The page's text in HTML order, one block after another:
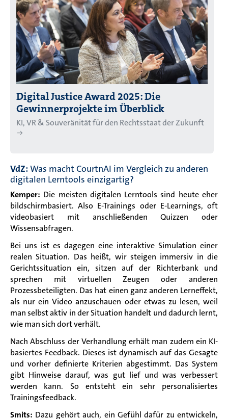
Digital Justice Award 2025: Die
Gewinnerprojekte im Überblick
KI, VR & Souveränität für den Rechtsstaat der Zukunft
VdZ:Was macht CourtnAI im Vergleich zu anderen
digitalen Lerntools einzigartig?
Kemper: Die meisten digitalen Lerntools sind heute eher
bildschirmbasiert. Also E-Trainings oder E-Learnings, oft
videobasiert mit anschließenden Quizzen oder
Wissensabfragen.
Bei uns ist es dagegen eine interaktive Simulation einer
realen Situation. Das heißt, wir steigen immersiv in die
Gerichtssituation ein, sitzen auf der Richterbank und
sprechen mit virtuellen Zeugen oder anderen
Prozessbeteiligten. Das hat einen ganz anderen Lerneffekt,
als nur ein Video anzuschauen oder etwas zu lesen, weil
man selbst aktiv in der Situation handelt und dadurch lernt,
wie man sich dort verhält.
Nach Abschluss der Verhandlung erhält man zudem ein KI-
basiertes Feedback. Dieses ist dynamisch auf das Gesagte
und vorher definierte Kriterien abgestimmt. Das System
gibt Hinweise darauf, was gut lief und was verbessert
werden kann. So entsteht ein sehr personalisiertes
Trainingsfeedback.
Smits: Dazu gehört auch, ein Gefühl dafür zu entwickeln,